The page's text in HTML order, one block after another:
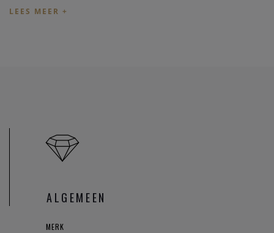
ook al uw juweel herstellingen welkom in onze zaak, alsook
ALGEMEEN
MERK